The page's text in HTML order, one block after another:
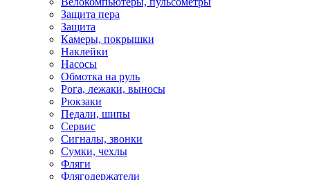
Защита пера
Защита
Камеры, покрышки
Наклейки
Насосы
Обмотка на руль
Рога, лежаки, выносы
Рюкзаки
Педали, шипы
Сервис
Сигналы, звонки
Сумки, чехлы
Фляги
Флягодержатели